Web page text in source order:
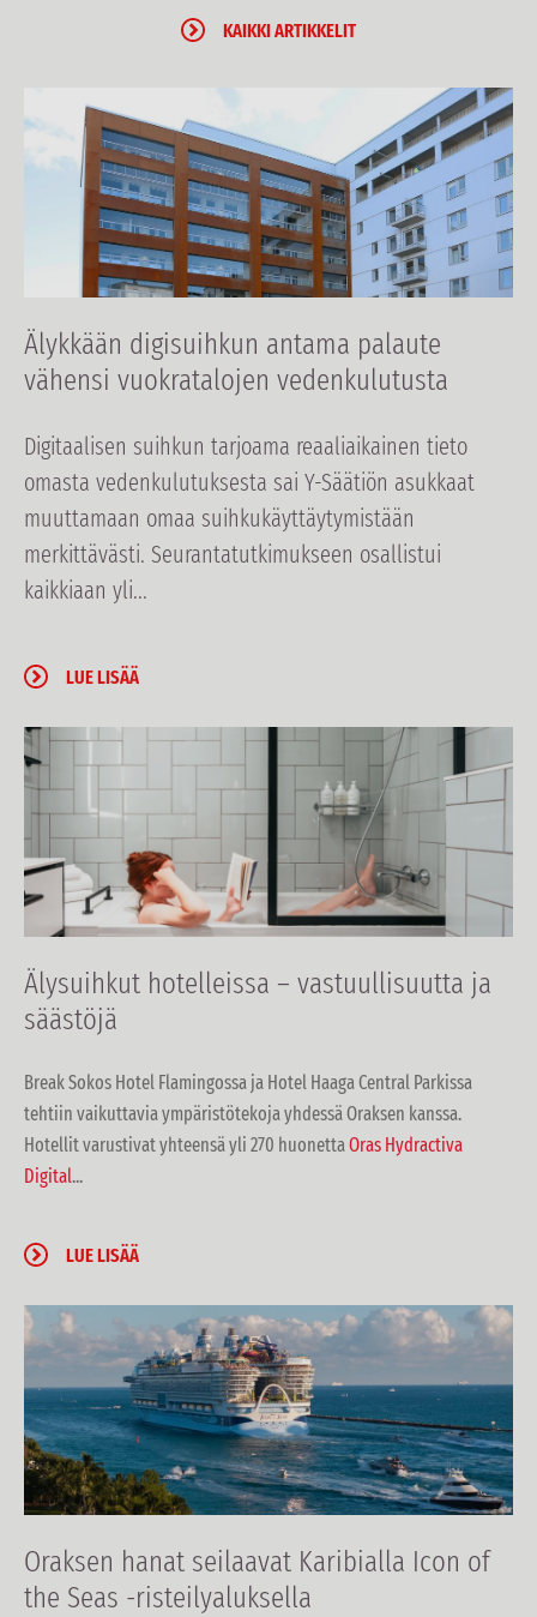
KAIKKI ARTIKKELIT
Älykkään digisuihkun antama palaute
vähensi vuokratalojen vedenkulutusta
Digitaalisen suihkun tarjoama reaaliaikainen tieto
omasta vedenkulutuksesta sai Y-Säätiön asukkaat
muuttamaan omaa suihkukäyttäytymistään
merkittävästi. Seurantatutkimukseen osallistui
kaikkiaan yli...
LUE LISÄÄ
Älysuihkut hotelleissa – vastuullisuutta ja
säästöjä
Break Sokos Hotel Flamingossa ja Hotel Haaga Central Parkissa
tehtiin vaikuttavia ympäristötekoja yhdessä Oraksen kanssa.
Hotellit varustivat yhteensä yli 270 huonettaOras Hydractiva
Digital...
LUE LISÄÄ
Oraksen hanat seilaavat Karibialla Icon of
the Seas -risteilyaluksella